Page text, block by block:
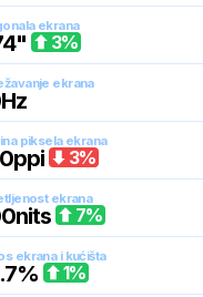
ekrana
" 3%
ekrana
Hz
piksela ekrana
ppi 3%
ekrana
nits 7%
ekrana i kućišta
% 1%